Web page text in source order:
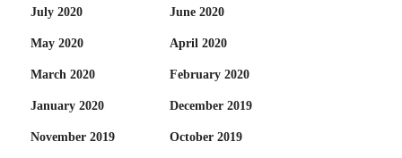
July 2020 June 2020
May 2020 April 2020
March 2020 February 2020
January 2020 December 2019
November 2019 October 2019